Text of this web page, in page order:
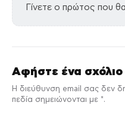
Γίνετε ο πρώτος που
Αφήστε ένα σχόλιο
Η διεύθυνση email σας δεν
πεδία σημειώνονται με *.